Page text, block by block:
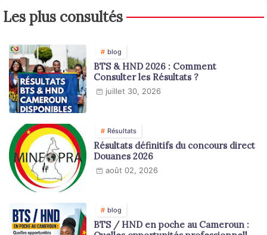
Les plus consultés
blog
BTS & HND 2026 : Comment
Consulter les Résultats ?
juillet 30, 2026
Résultats
Résultats définitifs du concours direct
Douanes 2026
août 02, 2026
blog
BTS / HND en poche au Cameroun :